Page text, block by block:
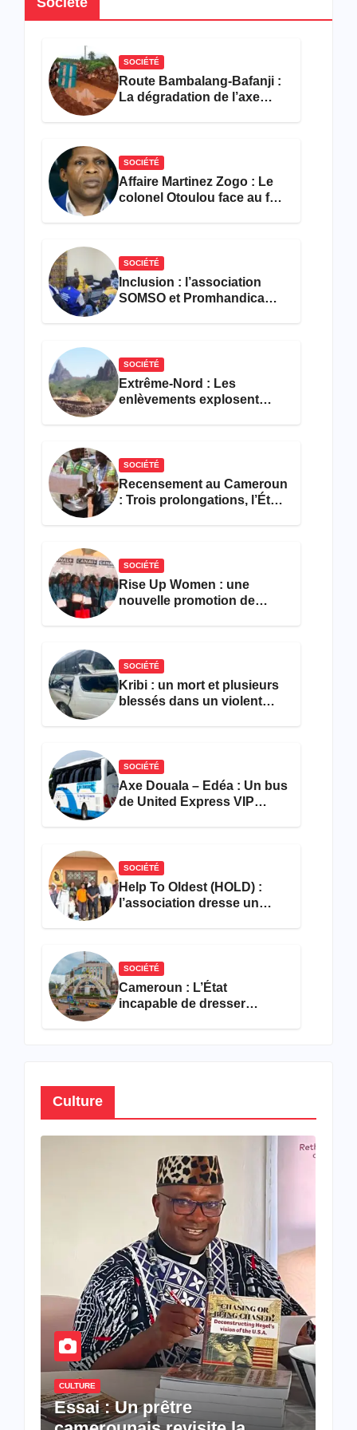
SOCIÉTÉ
Route Bambalang-Bafanji :
La dégradation de l’axe
SOCIÉTÉ
Affaire Martinez Zogo : Le
colonel Otoulou face au feu
SOCIÉTÉ
Inclusion : l’association
SOMSO et Promhandicam
SOCIÉTÉ
Extrême-Nord : Les
enlèvements explosent
SOCIÉTÉ
Recensement au Cameroun
: Trois prolongations, l’État
SOCIÉTÉ
Rise Up Women : une
nouvelle promotion de
SOCIÉTÉ
Kribi : un mort et plusieurs
blessés dans un violent
SOCIÉTÉ
Axe Douala – Edéa : Un bus
de United Express VIP
SOCIÉTÉ
Help To Oldest (HOLD) :
l’association dresse un
SOCIÉTÉ
Cameroun : L’État
incapable de dresser
Culture
CULTURE
Essai : Un prêtre